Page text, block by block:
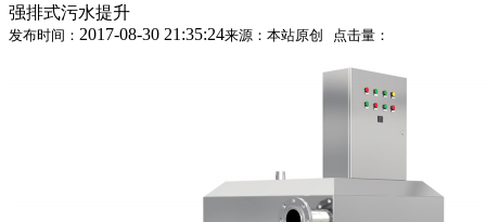
强排式污水提升
发布时间： 2017-08-30 21:35:24来源：本站原创 点击量：